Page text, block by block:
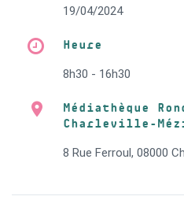
19/04/2024
Heure
8h30 - 16h30
Médiathèque
Charleville-
8 Rue Ferroul, 08000